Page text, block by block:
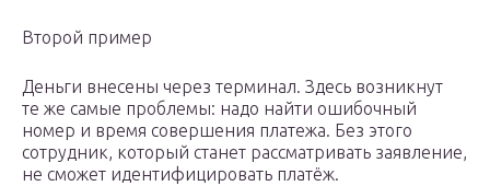
Второй пример
Деньги внесены через терминал. Здесь возникнут
те же самые проблемы: надо найти ошибочный
номер и время совершения платежа. Без этого
сотрудник, который станет рассматривать заявление,
не сможет идентифицировать платёж.